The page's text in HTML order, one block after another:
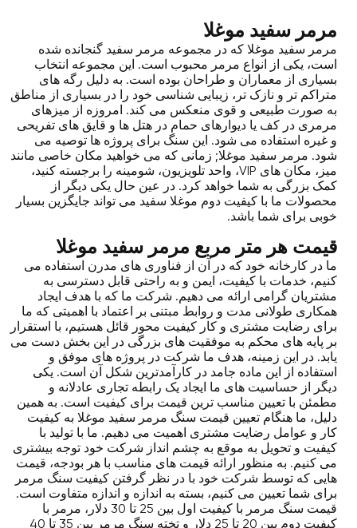
مرمر سفید موغلا
مرمر سفید موغلا که در مجموعه مرمر سفید گنجانده شده
است، یکی از انواع مرمر محبوب است. این مجموعه انتخاب
بسیاری از معماران و طراحان بوده است. به دلیل رگه های
متراکم تر و نازک تر، زیبایی شناسی خود را در بسیاری از مناطق
به صورت طبیعی و قوی منعکس می کند. امروزه از میزهای
مرمری در کف یا دیوارهای حمام در هتل ها و قایق های تفریحی
و غیره استفاده می شود. این سنگ برای پروژه ها توصیه می
شود. مرمر سفید موغلا; زمانی که می خواهید مکان خاصی مانند
میز، مکان های VIP، واحد تلویزیون، شومینه را برجسته کنید،
کمک بزرگی به شما خواهد کرد. در عین حال یکی دیگر از
محصولات ما با کیفیت دوم موغلا سفید می تواند جایگزین بسیار
خوبی برای شما باشد.
قیمت هر متر مربع مرمر سفید موغلا
ما در کارخانه خود که در آن از فناوری های مدرن استفاده می
کنیم، خدمات با کیفیت، ایمن و به راحتی قابل دسترسی به
مشتریان گرامی ارائه می دهیم. شرکت ما که با هدف ایجاد
همکاری طولانی مدت و روابط مبتنی بر اعتماد با اهمیتی که ما
برای رضایت مشتری و کار کیفیت محور قائل هستیم، با استقرار
بر پایه های محکم به موفقیت های بزرگی در این بخش دست می
یابد. در این زمینه، هدف ما شرکت در پروژه های موفق و
استفاده از این ماده جامد در کارآمدترین شکل آن است. یکی
دیگر از حساسیت های ما ایجاد یک رابطه تجاری عادلانه و
مطمئن با تعیین مناسب ترین قیمت برای کیفیت است. به همین
دلیل، ما هنگام تعیین قیمت سنگ مرمر سفید موغلا به کیفیت
کار و عوامل رضایت مشتری اهمیت می دهیم. ما با تولید با
کیفیت و تحویل به موقع به چشم انداز شرکت خود توجه بیشتری
می کنیم. به منظور ارائه قیمت های مناسب با هر بودجه، قیمت
هایی که توسط شرکت خود با در نظر گرفتن کیفیت سنگ مرمر
برای شما تعیین می کنیم، بسته به اندازه و اندازه متفاوت است.
قیمت سنگ مرمر با کیفیت اول بین 25 تا 30 دلار، مرمر با
کیفیت دوم بین 20 تا 25 دلار و تخته سنگ مرمر بین 35 تا 40